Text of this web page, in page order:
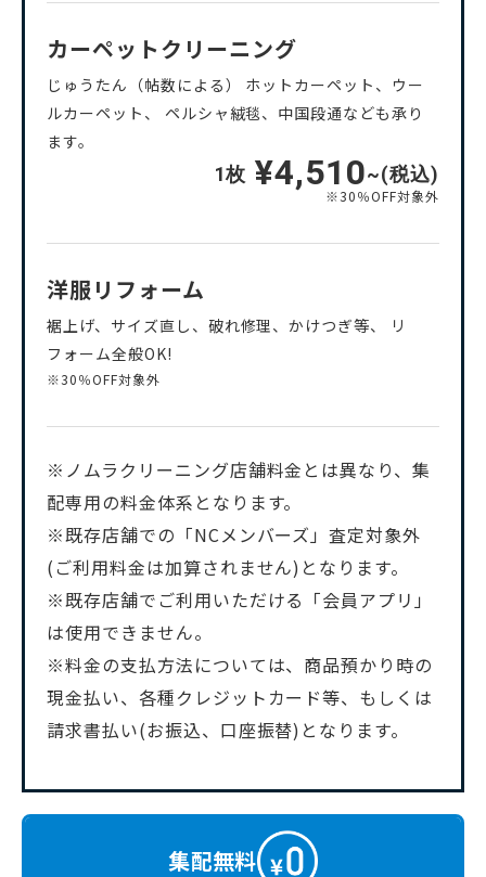
カーペットクリーニング
じゅうたん（帖数による） ホットカーペット、ウー
ルカーペット、 ペルシャ絨毯、中国段通なども承り
ます。
1枚 ¥4,510~(税込)
※30％OFF対象外
洋服リフォーム
裾上げ、サイズ直し、破れ修理、かけつぎ等、 リ
フォーム全般OK!
※30％OFF対象外
※ノムラクリーニング店舗料金とは異なり、集
配専用の料金体系となります。
※既存店舗での「NCメンバーズ」査定対象外
(ご利用料金は加算されません)となります。
※既存店舗でご利用いただける「会員アプリ」
は使用できません。
※料金の支払方法については、商品預かり時の
現金払い、各種クレジットカード等、もしくは
請求書払い(お振込、口座振替)となります。
集配無料